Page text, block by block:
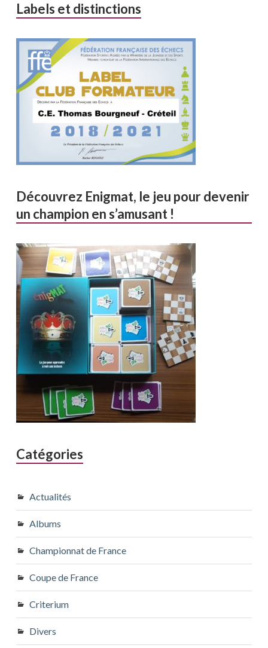
Labels et distinctions
Découvrez Enigmat, le jeu pour devenir
un champion en s’amusant !
Catégories
Actualités
Albums
Championnat de France
Coupe de France
Criterium
Divers